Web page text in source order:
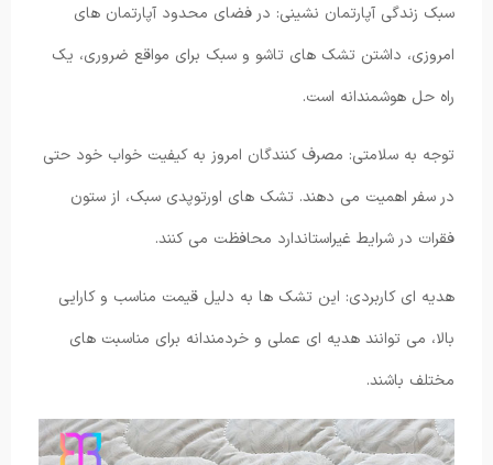
سبک زندگی آپارتمان نشینی: در فضای محدود آپارتمان های
امروزی، داشتن تشک های تاشو و سبک برای مواقع ضروری، یک
راه حل هوشمندانه است.
توجه به سلامتی: مصرف کنندگان امروز به کیفیت خواب خود حتی
در سفر اهمیت می دهند. تشک های اورتوپدی سبک، از ستون
فقرات در شرایط غیراستاندارد محافظت می کنند.
هدیه ای کاربردی: این تشک ها به دلیل قیمت مناسب و کارایی
بالا، می توانند هدیه ای عملی و خردمندانه برای مناسبت های
مختلف باشند.